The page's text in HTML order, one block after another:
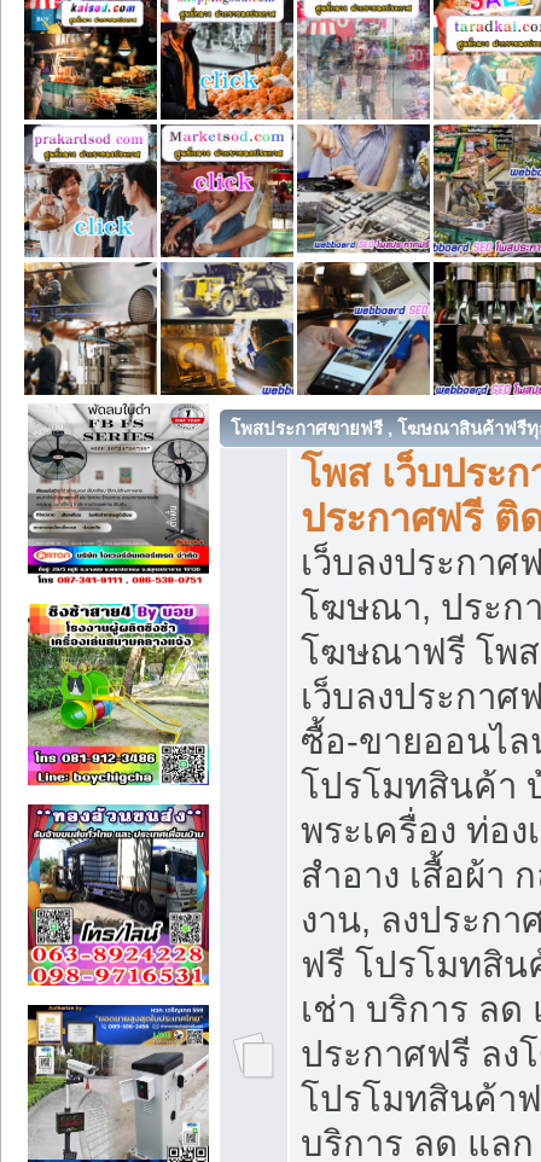
โพสประกาศขายฟรี , โฆษณาสินค้าฟรี
โพส เว็บประก
ประกาศฟรี ติ
เว็บลงประกา
โฆษณา, ประก
โฆษณาฟรี โพส
เว็บลงประกา
ซื้อ-ขายออนไล
โปรโมทสินค้า
พระเครื่อง ท่อง
สำอาง เสื้อผ้า
งาน, ลงประก
ฟรี โปรโมทสิ
เช่า บริการ ลด
ประกาศฟรี ล
โปรโมทสินค้า
บริการ ลด แล